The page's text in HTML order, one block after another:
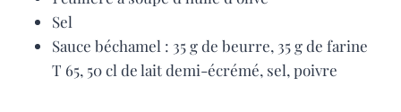
Sel
Sauce béchamel : 35 g de beurre, 35 g de farine
T 65, 50 cl de lait demi-écrémé, sel, poivre